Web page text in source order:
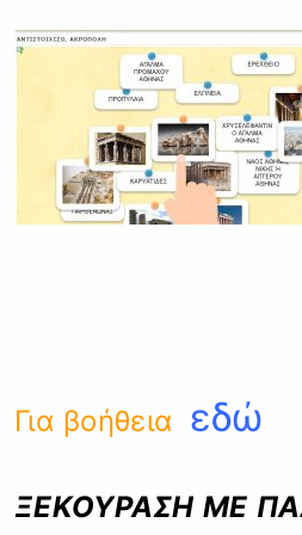
Για βοήθεια εδώ
ΞΕΚΟΥΡΑΣΗ ΜΕ